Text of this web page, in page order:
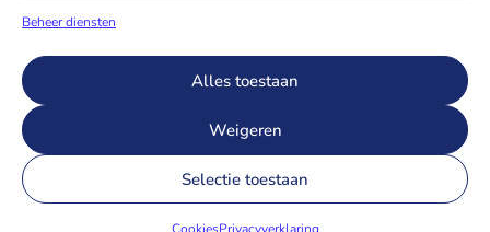
Beheer diensten
Alles toestaan
Weigeren
Selectie toestaan
Algemene voorwaarden